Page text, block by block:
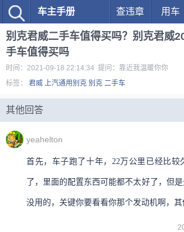
车主手册 查违章 用车
别克君威二手车值得买吗？别克君威
手车值得买吗
时间：2021-09-18 22:14:34 提问：靠近我温暖你你
标签： 君威 上汽通用别克 别克 二手车
其他回答
yeahelton
首先，车子跑了十年，22万公里已经比较
了，里面的配置东西可能都不太好了，但
没用的，关键你要看看你那个发动机啊，其